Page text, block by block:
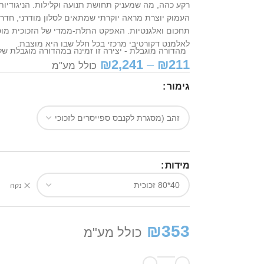
רקע כהה, מה שמעניק תחושת תנועה וקלילות.
העמוק יוצרת מראה יוקרתי שמתאים לסלון מודרני,
תחכום ואלגנטיות. האפקט התלת-ממדי של הזכוכית
לאלמנט דקורטיבי מרכזי בכל חלל שבו היא מוצבת.
מהדורה מוגבלת - יצירה זו זמינה במהדורה מוגבלת של 50 יחידות בלבד - לשמירה על
₪211
–
₪2,241 כולל מע"מ
גימור
מידות
נקה
₪353 כולל מע"מ